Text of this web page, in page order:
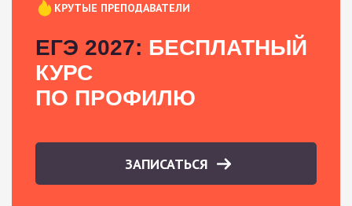
КРУТЫЕ ПРЕПОДАВАТЕЛИ
ЕГЭ 2027: БЕСПЛАТНЫЙ
КУРС
ПО ПРОФИЛЮ
ЗАПИСАТЬСЯ